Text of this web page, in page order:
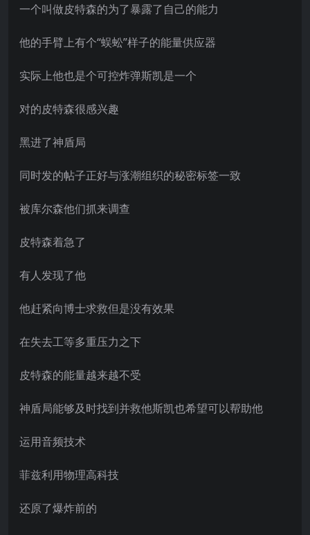
一个叫做皮特森的为了暴露了自己的能力
他的手臂上有个“蜈蚣”样子的能量供应器
实际上他也是个可控炸弹斯凯是一个
对的皮特森很感兴趣
黑进了神盾局
同时发的帖子正好与涨潮组织的秘密标签一致
被库尔森他们抓来调查
皮特森着急了
有人发现了他
他赶紧向博士求救但是没有效果
在失去工等多重压力之下
皮特森的能量越来越不受
神盾局能够及时找到并救他斯凯也希望可以帮助他
运用音频技术
菲兹利用物理高科技
还原了爆炸前的